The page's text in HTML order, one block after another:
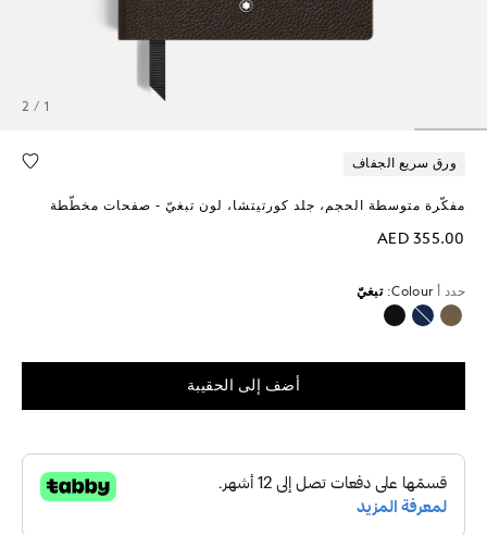
1 / 2
ورق سريع الجفاف
مفكّرة متوسطة الحجم، جلد كورتيتشا، لون تبغيّ - صفحات مخطّطة
AED 355.00
حدد أColour: تبغيّ
محدد
أضف إلى الحقيبة